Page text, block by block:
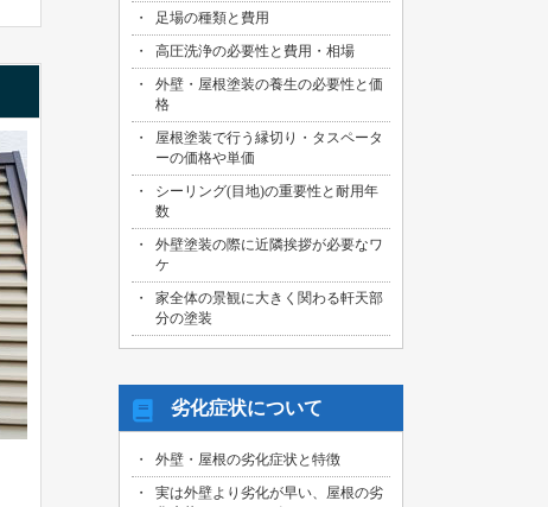
足場の種類と費用
高圧洗浄の必要性と費用・相場
外壁・屋根塗装の養生の必要性と価
格
屋根塗装で行う縁切り・タスペータ
ーの価格や単価
シーリング(目地)の重要性と耐用年
数
外壁塗装の際に近隣挨拶が必要なワ
ケ
家全体の景観に大きく関わる軒天部
分の塗装
劣化症状について
外壁・屋根の劣化症状と特徴
実は外壁より劣化が早い、屋根の劣